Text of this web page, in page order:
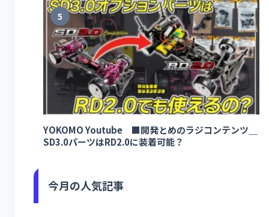
5
YOKOMO Youtube ■開発とめのラジコンテンツ＿
SD3.0パーツはRD2.0に装着可能？
今月の人気記事